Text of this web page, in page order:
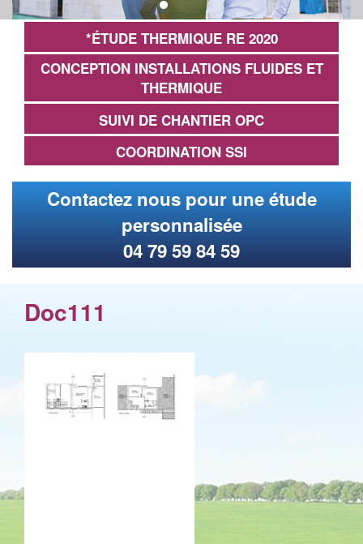
*ÉTUDE THERMIQUE RE 2020
CONCEPTION INSTALLATIONS FLUIDES ET
THERMIQUE
SUIVI DE CHANTIER OPC
COORDINATION SSI
Contactez nous pour une étude
personnalisée
04 79 59 84 59
Doc111